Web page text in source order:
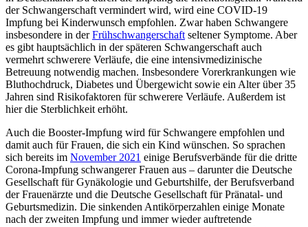
der Schwangerschaft vermindert wird, wird eine COVID-19
Impfung bei Kinderwunsch empfohlen. Zwar haben Schwangere
insbesondere in derFrühschwangerschaft seltener Symptome. Aber
es gibt hauptsächlich in der späteren Schwangerschaft auch
vermehrt schwerere Verläufe, die eine intensivmedizinische
Betreuung notwendig machen. Insbesondere Vorerkrankungen wie
Bluthochdruck, Diabetes und Übergewicht sowie ein Alter über 35
Jahren sind Risikofaktoren für schwerere Verläufe. Außerdem ist
hier die Sterblichkeit erhöht.
Auch die Booster-Impfung wird für Schwangere empfohlen und
damit auch für Frauen, die sich ein Kind wünschen. So sprachen
sich bereits im November 2021 einige Berufsverbände für die dritte
Corona-Impfung schwangerer Frauen aus – darunter die Deutsche
Gesellschaft für Gynäkologie und Geburtshilfe, der Berufsverband
der Frauenärzte und die Deutsche Gesellschaft für Pränatal- und
Geburtsmedizin. Die sinkenden Antikörperzahlen einige Monate
nach der zweiten Impfung und immer wieder auftretende